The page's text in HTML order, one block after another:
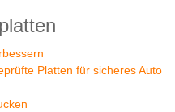
Platten für sicheres Auto